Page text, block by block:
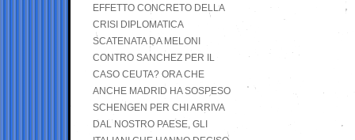
EFFETTO CONCRETO DELLA
CRISI DIPLOMATICA
SCATENATA DA MELONI
CONTRO SANCHEZ PER IL
CASO CEUTA? ORA CHE
ANCHE MADRID HA SOSPESO
SCHENGEN PER CHI ARRIVA
DAL NOSTRO PAESE, GLI